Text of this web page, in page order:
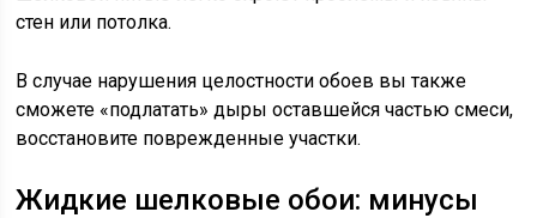
стен или потолка.
В случае нарушения целостности обоев вы также
сможете «подлатать» дыры оставшейся частью смеси,
восстановите поврежденные участки.
Жидкие шелковые обои: минусы